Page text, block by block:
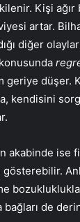
Kişi ağır
artar.
diğer
geriye düşer.
kendisini
akabinde ise
gösterebilir.
bağları de